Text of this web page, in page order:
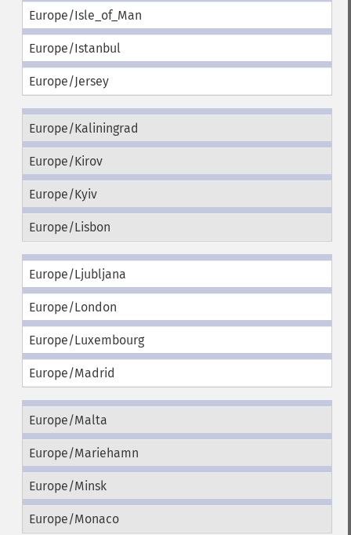
Europe/Isle_of_Man
Europe/Istanbul
Europe/Jersey
Europe/Kaliningrad
Europe/Kirov
Europe/Kyiv
Europe/Lisbon
Europe/Ljubljana
Europe/London
Europe/Luxembourg
Europe/Madrid
Europe/Malta
Europe/Mariehamn
Europe/Minsk
Europe/Monaco